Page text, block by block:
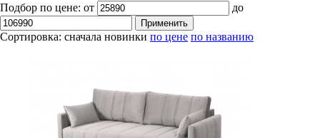
Подбор по цене: от до
Сортировка: сначала новинки по цене по названию